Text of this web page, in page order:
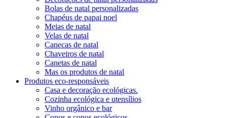
Bolas de natal personalizadas
Chapéus de papai noel
Meias de natal
Velas de natal
Canecas de natal
Chaveiros de natal
Canetas de natal
Mas os produtos de natal
Produtos eco-responsáveis
Casa e decoração ecológicas.
Cozinha ecológica e utensílios
Vinho orgânico e bar